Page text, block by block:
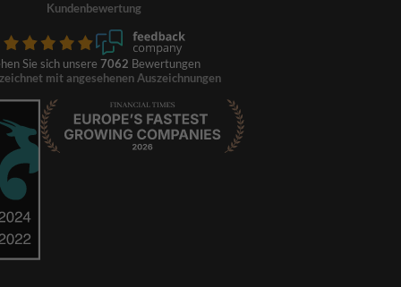
Kundenbewertung
Sie sich unsere 7062 Bewertungen
mit angesehenen Auszeichnungen